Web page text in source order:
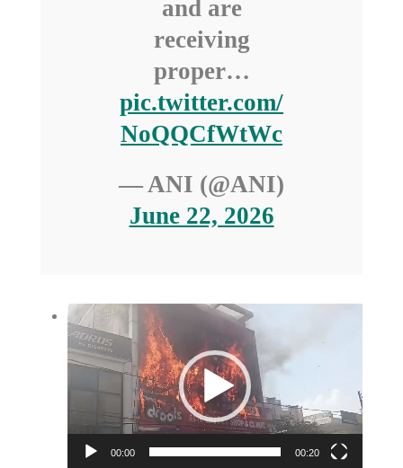
and are
receiving
proper…
pic.twitter.com/
NoQQCfWtWc
— ANI (@ANI)
June 22, 2026
Video
Player
00:00 00:20